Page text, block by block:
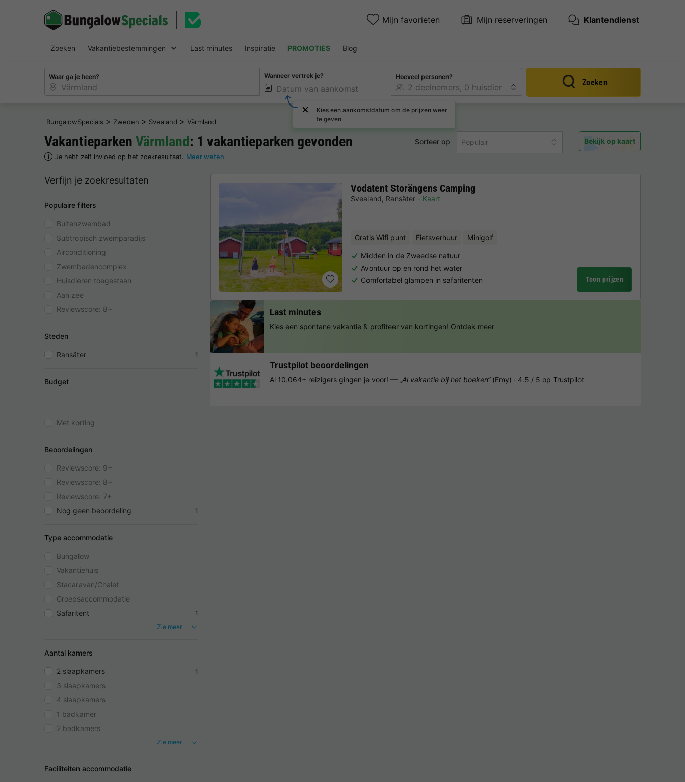
Mijn favorieten Mijn reserveringen Klantendienst
Zoeken Vakantiebestemmingen Last minutes Inspiratie PROMOTIES Blog
Waar ga je heen? Wanneer vertrek je?
Kies een aankomstdatum om de prijzen weer
te geven
Hoeveel personen?
Zoeken
BungalowSpecials > Zweden > Svealand > Värmland
Vakantieparken Värmland: 1 vakantieparken gevonden
Je hebt zelf invloed op het zoekresultaat. Meer weten
Sorteer op Populair Bekijk op kaart
Verfijn je zoekresultaten
Populaire filters
Buitenzwembad
Subtropisch zwemparadijs
Airconditioning
Zwembadencomplex
Huisdieren toegestaan
Aan zee
Reviewscore: 8+
Steden
Ransäter 1
Budget
Met korting
Beoordelingen
Reviewscore: 9+
Reviewscore: 8+
Reviewscore: 7+
Nog geen beoordeling
1
Type accommodatie
Bungalow
Vakantiehuis
Stacaravan/Chalet
Groepsaccommodatie
Safaritent
1
Zie meer
Aantal kamers
2 slaapkamers 1
3 slaapkamers
4 slaapkamers
1 badkamer
2 badkamers
Zie meer
Faciliteiten accommodatie
Vodatent Storängens Camping
Svealand, Ransäter Kaart
Gratis Wifi punt Fietsverhuur Minigolf
Midden in de Zweedse natuur
Avontuur op en rond het water
Comfortabel glampen in safaritenten
Toon prijzen
Last minutes
Kies een spontane vakantie & profiteer van kortingen! Ontdek meer
Trustpilot beoordelingen
Al 10.064+ reizigers gingen je voor! — „Al vakantie bij het boeken“(Emy) · 4.5 / 5 op Trustpilot